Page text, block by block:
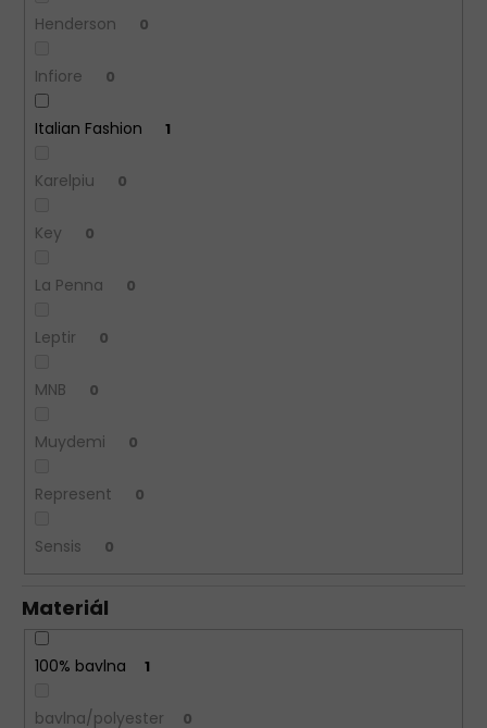
Henderson 0
Infiore 0
Italian Fashion 1
Karelpiu 0
Key 0
La Penna 0
Leptir 0
MNB 0
Muydemi 0
Represent 0
Sensis 0
Materiál
100% bavlna 1
bavlna/polyester 0